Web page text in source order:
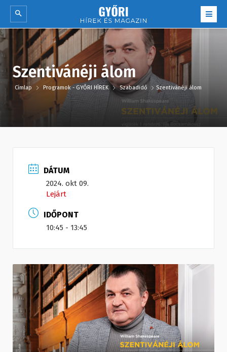
Szentivánéji álom
Címlap Programok - GYŐRI HÍREK Szabadidő Szentivánéji álom
DÁTUM
2024. okt 09.
Lejárt
IDŐPONT
10:45 - 13:45